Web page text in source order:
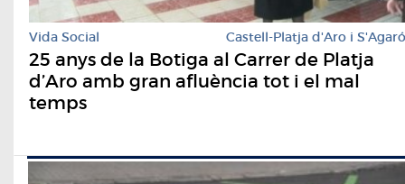
Vida Social Castell-Platja d'Aro i S'Agaró
25 anys de la Botiga al Carrer de Platja
d’Aro amb gran afluència tot i el mal
temps